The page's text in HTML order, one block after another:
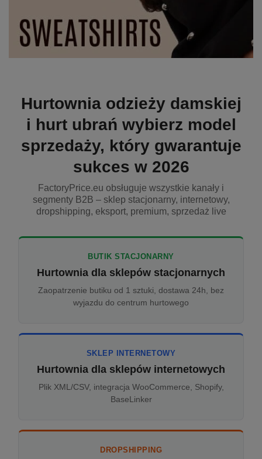
Hurtownia odzieży damskiej
i hurt ubrań wybierz model
sprzedaży, który gwarantuje
sukces w 2026
FactoryPrice.eu obsługuje wszystkie kanały i
segmenty B2B – sklep stacjonarny, internetowy,
dropshipping, eksport, premium, sprzedaż live
BUTIK STACJONARNY
Hurtownia dla sklepów stacjonarnych
Zaopatrzenie butiku od 1 sztuki, dostawa 24h, bez
wyjazdu do centrum hurtowego
SKLEP INTERNETOWY
Hurtownia dla sklepów internetowych
Plik XML/CSV, integracja WooCommerce, Shopify,
BaseLinker
DROPSHIPPING